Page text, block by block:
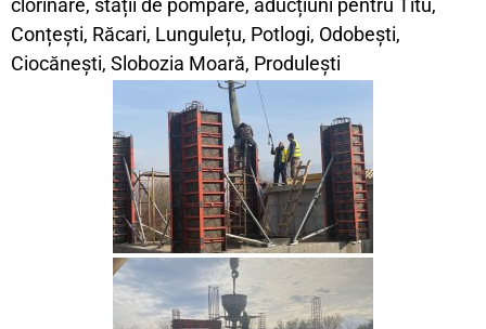
clorinare, stații de pompare, aducțiuni pentru Titu,
Conțești, Răcari, Lungulețu, Potlogi, Odobești,
Ciocănești, Slobozia Moară, Produlești